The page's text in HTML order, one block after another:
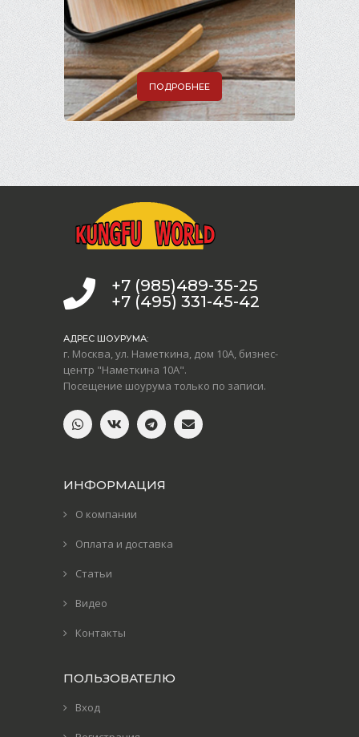
ПОДРОБНЕЕ
+7 (985)489-35-25
+7 (495) 331-45-42
АДРЕС ШОУРУМА:
г. Москва, ул. Наметкина, дом 10А, бизнес-
центр "Наметкина 10А".
Посещение шоурума только по записи.
ИНФОРМАЦИЯ
О компании
Оплата и доставка
Статьи
Видео
Контакты
ПОЛЬЗОВАТЕЛЮ
Вход